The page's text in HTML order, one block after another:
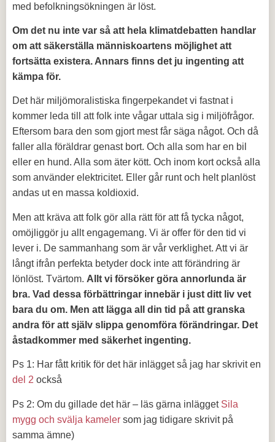
med befolkningsökningen är löst.
Om det nu inte var så att hela klimatdebatten handlar
om att säkerställa människoartens möjlighet att
fortsätta existera. Annars finns det ju ingenting att
kämpa för.
Det här miljömoralistiska fingerpekandet vi fastnat i
kommer leda till att folk inte vågar uttala sig i miljöfrågor.
Eftersom bara den som gjort mest får säga något. Och då
faller alla föräldrar genast bort. Och alla som har en bil
eller en hund. Alla som äter kött. Och inom kort också alla
som använder elektricitet. Eller går runt och helt planlöst
andas ut en massa koldioxid.
Men att kräva att folk gör alla rätt för att få tycka något,
omöjliggör ju allt engagemang. Vi är offer för den tid vi
lever i. De sammanhang som är vår verklighet. Att vi är
långt ifrån perfekta betyder dock inte att förändring är
lönlöst. Tvärtom. Allt vi försöker göra annorlunda är
bra. Vad dessa förbättringar innebär i just ditt liv vet
bara du om. Men att lägga all din tid på att granska
andra för att själv slippa genomföra förändringar. Det
åstadkommer med säkerhet ingenting.
Ps 1: Har fått kritik för det här inlägget så jag har skrivit en
del 2 också
Ps 2: Om du gillade det här – läs gärna inlägget Sila
mygg och svälja kameler som jag tidigare skrivit på
samma ämne)